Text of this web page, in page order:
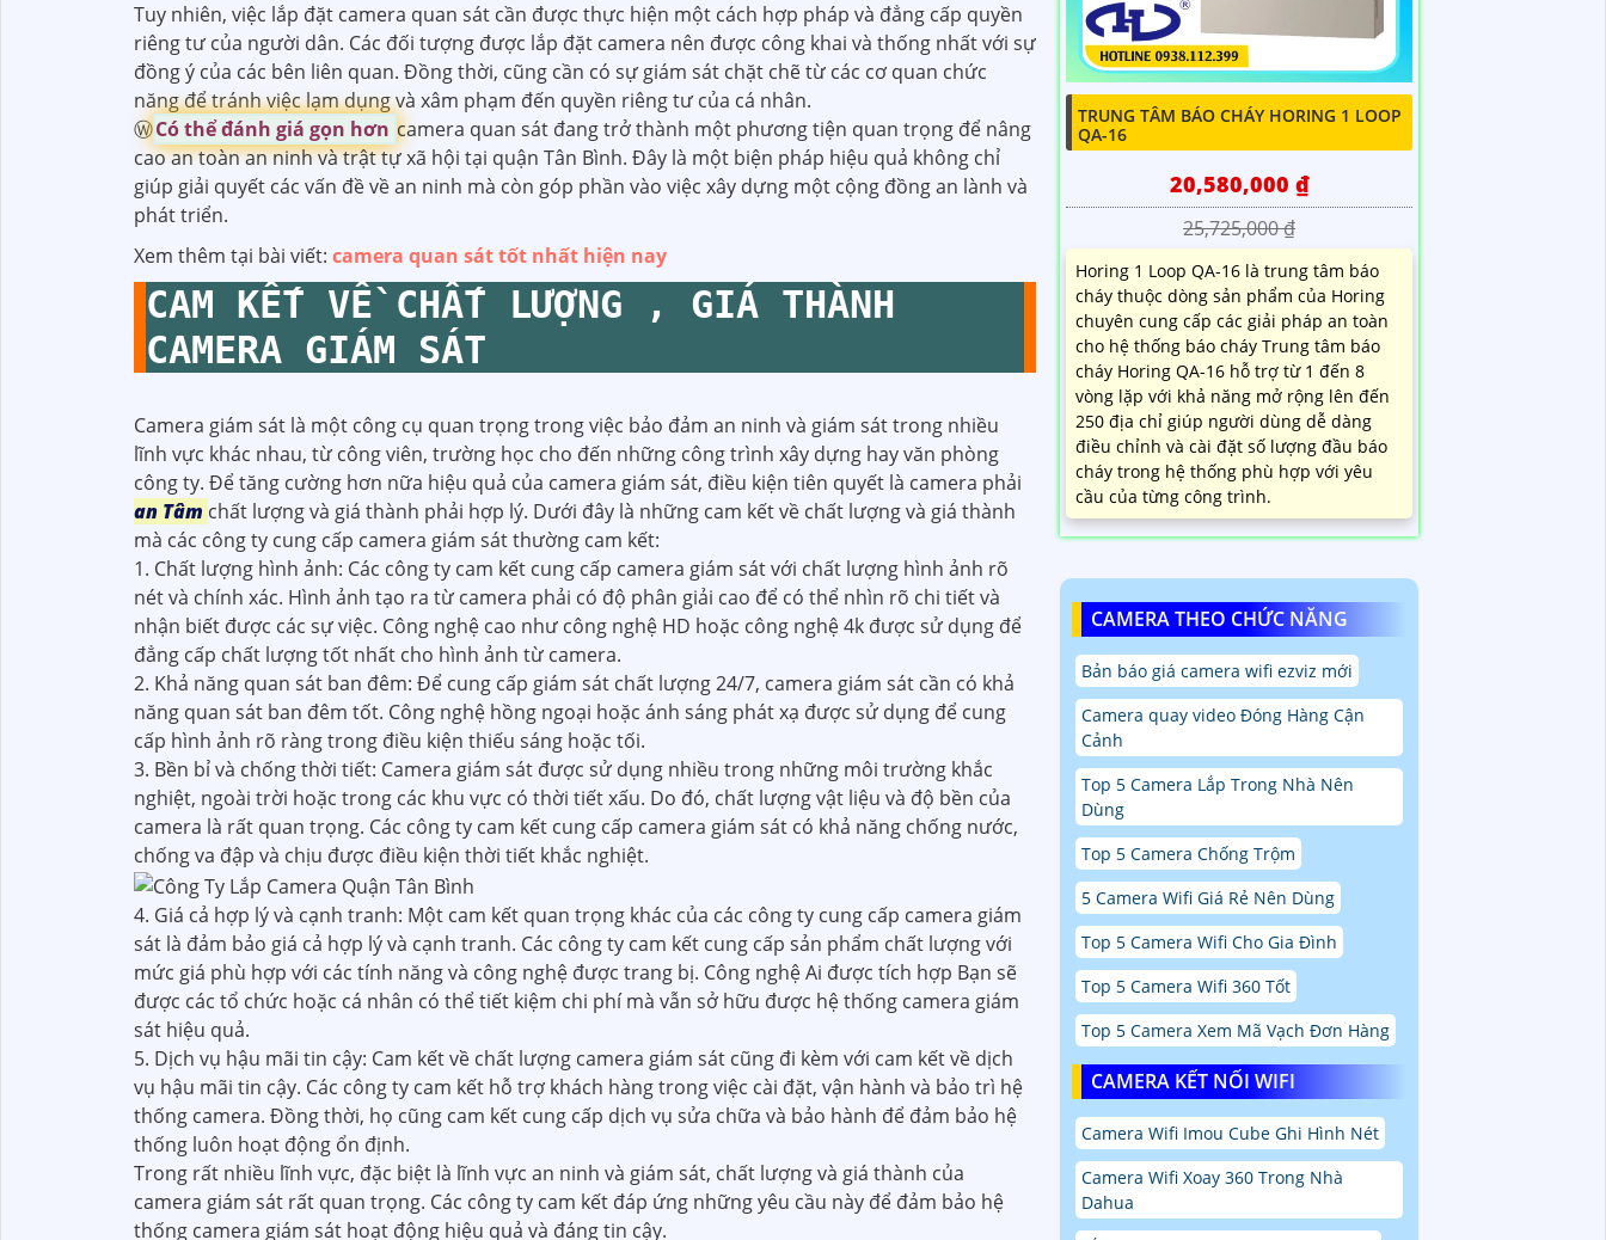
Tuy nhiên, việc lắp đặt camera quan sát cần được thực hiện một cách hợp pháp và đẳng cấp quyền
riêng tư của người dân. Các đối tượng được lắp đặt camera nên được công khai và thống nhất với sự
đồng ý của các bên liên quan. Đồng thời, cũng cần có sự giám sát chặt chẽ từ các cơ quan chức
năng để tránh việc lạm dụng và xâm phạm đến quyền riêng tư của cá nhân.
ⓌCó thể đánh giá gọn hơn camera quan sát đang trở thành một phương tiện quan trọng để nâng
cao an toàn an ninh và trật tự xã hội tại quận Tân Bình. Đây là một biện pháp hiệu quả không chỉ
giúp giải quyết các vấn đề về an ninh mà còn góp phần vào việc xây dựng một cộng đồng an lành và
phát triển.
Xem thêm tại bài viết: camera quan sát tốt nhất hiện nay
CAM KẾT VỀ CHẤT LƯỢNG , GIÁ THÀNH
CAMERA GIÁM SÁT
Camera giám sát là một công cụ quan trọng trong việc bảo đảm an ninh và giám sát trong nhiều
lĩnh vực khác nhau, từ công viên, trường học cho đến những công trình xây dựng hay văn phòng
công ty. Để tăng cường hơn nữa hiệu quả của camera giám sát, điều kiện tiên quyết là camera phải
an Tâm chất lượng và giá thành phải hợp lý. Dưới đây là những cam kết về chất lượng và giá thành
mà các công ty cung cấp camera giám sát thường cam kết:
1. Chất lượng hình ảnh: Các công ty cam kết cung cấp camera giám sát với chất lượng hình ảnh rõ
nét và chính xác. Hình ảnh tạo ra từ camera phải có độ phân giải cao để có thể nhìn rõ chi tiết và
nhận biết được các sự việc. Công nghệ cao như công nghệ HD hoặc công nghệ 4k được sử dụng để
đẳng cấp chất lượng tốt nhất cho hình ảnh từ camera.
2. Khả năng quan sát ban đêm: Để cung cấp giám sát chất lượng 24/7, camera giám sát cần có khả
năng quan sát ban đêm tốt. Công nghệ hồng ngoại hoặc ánh sáng phát xạ được sử dụng để cung
cấp hình ảnh rõ ràng trong điều kiện thiếu sáng hoặc tối.
3. Bền bỉ và chống thời tiết: Camera giám sát được sử dụng nhiều trong những môi trường khắc
nghiệt, ngoài trời hoặc trong các khu vực có thời tiết xấu. Do đó, chất lượng vật liệu và độ bền của
camera là rất quan trọng. Các công ty cam kết cung cấp camera giám sát có khả năng chống nước,
chống va đập và chịu được điều kiện thời tiết khắc nghiệt.
4. Giá cả hợp lý và cạnh tranh: Một cam kết quan trọng khác của các công ty cung cấp camera giám
sát là đảm bảo giá cả hợp lý và cạnh tranh. Các công ty cam kết cung cấp sản phẩm chất lượng với
mức giá phù hợp với các tính năng và công nghệ được trang bị. Công nghệ Ai được tích hợp Bạn sẽ
được các tổ chức hoặc cá nhân có thể tiết kiệm chi phí mà vẫn sở hữu được hệ thống camera giám
sát hiệu quả.
5. Dịch vụ hậu mãi tin cậy: Cam kết về chất lượng camera giám sát cũng đi kèm với cam kết về dịch
vụ hậu mãi tin cậy. Các công ty cam kết hỗ trợ khách hàng trong việc cài đặt, vận hành và bảo trì hệ
thống camera. Đồng thời, họ cũng cam kết cung cấp dịch vụ sửa chữa và bảo hành để đảm bảo hệ
thống luôn hoạt động ổn định.
Trong rất nhiều lĩnh vực, đặc biệt là lĩnh vực an ninh và giám sát, chất lượng và giá thành của
camera giám sát rất quan trọng. Các công ty cam kết đáp ứng những yêu cầu này để đảm bảo hệ
thống camera giám sát hoạt động hiệu quả và đáng tin cậy.
TRUNG TÂM BÁO CHÁY HORING 1 LOOP
QA-16
20,580,000 ₫
25,725,000 ₫
Horing 1 Loop QA-16 là trung tâm báo
cháy thuộc dòng sản phẩm của Horing
chuyên cung cấp các giải pháp an toàn
cho hệ thống báo cháy Trung tâm báo
cháy Horing QA-16 hỗ trợ từ 1 đến 8
vòng lặp với khả năng mở rộng lên đến
250 địa chỉ giúp người dùng dễ dàng
điều chỉnh và cài đặt số lượng đầu báo
cháy trong hệ thống phù hợp với yêu
cầu của từng công trình.
CAMERA THEO CHỨC NĂNG
Bản báo giá camera wifi ezviz mới
Camera quay video Đóng Hàng Cận
Cảnh
Top 5 Camera Lắp Trong Nhà Nên
Dùng
Top 5 Camera Chống Trộm
5 Camera Wifi Giá Rẻ Nên Dùng
Top 5 Camera Wifi Cho Gia Đình
Top 5 Camera Wifi 360 Tốt
Top 5 Camera Xem Mã Vạch Đơn Hàng
CAMERA KẾT NỐI WIFI
Camera Wifi Imou Cube Ghi Hình Nét
Camera Wifi Xoay 360 Trong Nhà
Dahua